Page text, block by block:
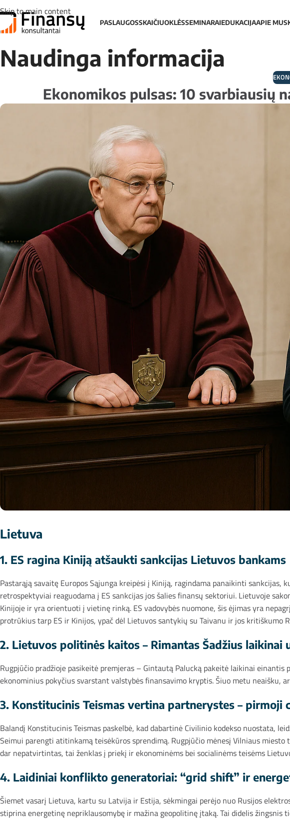
Skip to main content
PASLAUGOSSKAIČIUOKLĖSSEMINARAIEDUKACIJAAPIE MUS
Naudinga informacija
Ekonomikos pulsas: 10 svarbiausių
Lietuva
1. ES ragina Kiniją atšaukti sankcijas Lietuvos bankams
Pastarąją savaitę Europos Sąjunga kreipėsi į Kiniją, ragindama panaikinti
retrospektyviai reaguodama į ES sankcijas jos šalies finansų sektoriui. Lietuvoje
Kinijoje ir yra orientuoti į vietinę rinką. ES vadovybės nuomone, šis ėjimas yra
protrūkius tarp ES ir Kinijos, ypač dėl Lietuvos santykių su Taivanu ir jos kritiškumo
2. Lietuvos politinės kaitos – Rimantas Šadžius laikinai
Rugpjūčio pradžioje pasikeitė premjeras – Gintautą Palucką pakeitė laikinai
ekonominius pokyčius svarstant valstybės finansavimo kryptis. Šiuo metu neaišku,
3. Konstitucinis Teismas vertina partnerystes –
Balandį Konstitucinis Teismas paskelbė, kad dabartinė Civilinio kodekso nuostata,
Seimui parengti atitinkamą teisėkūros sprendimą. Rugpjūčio mėnesį Vilniaus
dar nepatvirtintas, tai ženklas į priekį ir ekonominėms bei socialinėms teisėms
4. Laidiniai konflikto generatoriai: “grid shift” ir
Šiemet vasarį Lietuva, kartu su Latvija ir Estija, sėkmingai perėjo nuo Rusijos
stiprina energetinę nepriklausomybę ir mažina geopolitinę įtaką. Tai didelis